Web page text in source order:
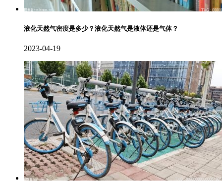
液化天然气密度是多少？液化天然气是液体还是气体？
2023-04-19